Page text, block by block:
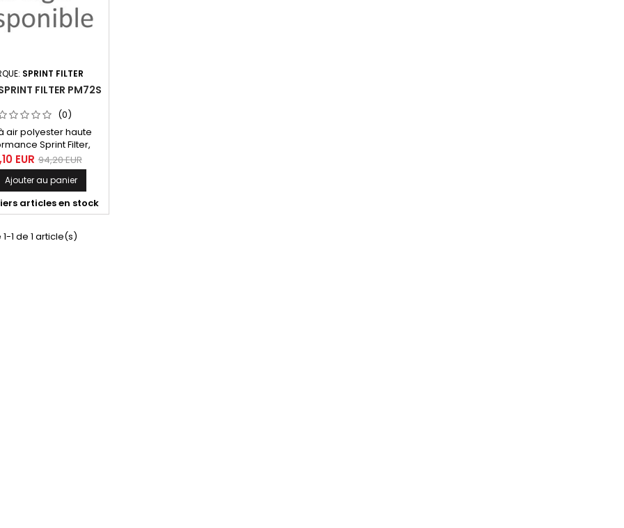
SPRINT FILTER
FILTER PM72S
(0)
air polyester haute
Sprint Filter,
PM72S pour
FZ8 (10-14), FZ1 (06-
FZ1 Fazer (06-09)
EUR 94,20 EUR
Ajouter au panier
articles en stock
1 de 1 article(s)